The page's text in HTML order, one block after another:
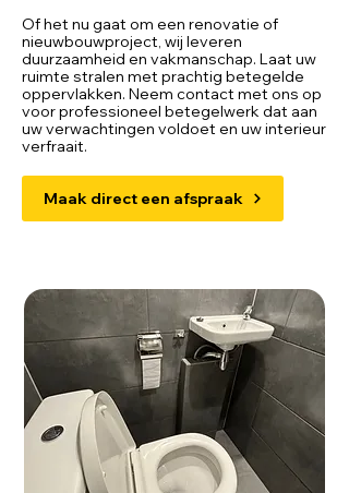
Of het nu gaat om een renovatie of
nieuwbouwproject, wij leveren
duurzaamheid en vakmanschap. Laat uw
ruimte stralen met prachtig betegelde
oppervlakken. Neem contact met ons op
voor professioneel betegelwerk dat aan
uw verwachtingen voldoet en uw interieur
verfraait.
Maak direct een afspraak